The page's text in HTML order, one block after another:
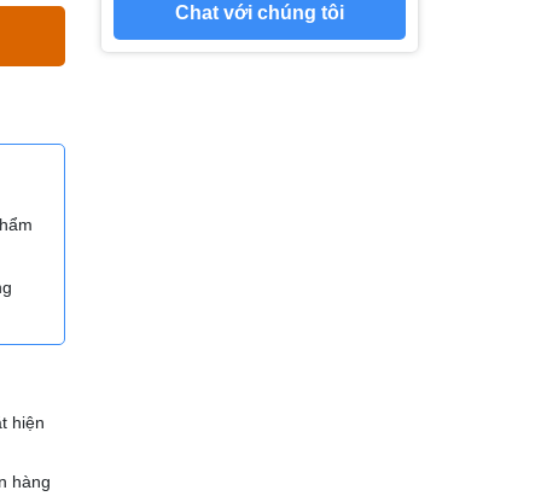
hiện
hàng
Chat với chúng tôi